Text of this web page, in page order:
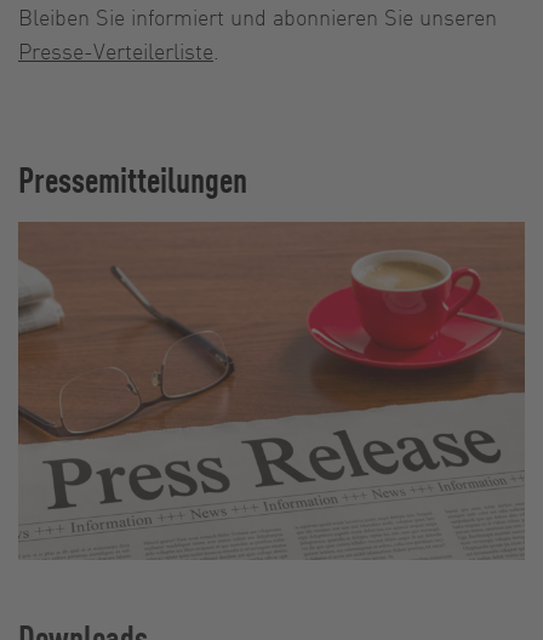
Bleiben Sie informiert und abonnieren Sie unseren
Presse-Verteilerliste
Pressemitteilungen